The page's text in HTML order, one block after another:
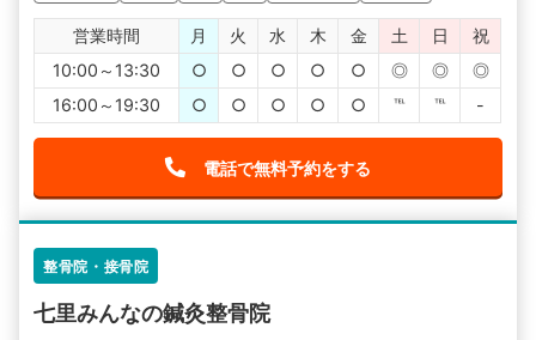
営業時間 月 火 水 木 金 土 日
祝
10:00～13:30
○ ○ ○ ○ ○ ◎ ◎
◎
16:00～19:30
○ ○ ○ ○ ○ ℡ ℡ -
電話で無料予約をする
整骨院・接骨院
七里みんなの鍼灸整骨院